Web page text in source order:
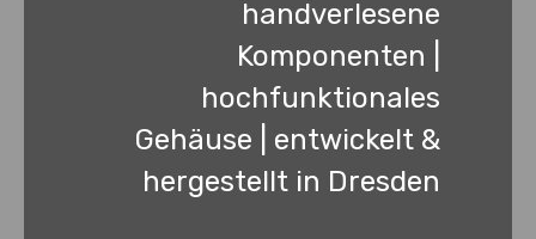
handverlesene
Komponenten |
hochfunktionales
Gehäuse | entwickelt &
hergestellt in Dresden